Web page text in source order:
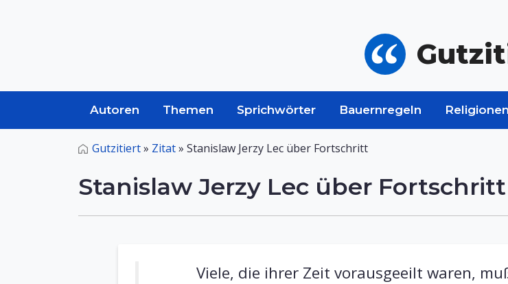
Autoren Themen Sprichwörter Bauernregeln Religionen
Gutzitiert» Zitat» Stanislaw Jerzy Lec über Fortschritt
Stanislaw Jerzy Lec über Fortschritt
Viele, die ihrer Zeit vorausgeeilt waren,